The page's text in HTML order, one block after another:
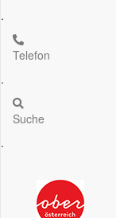
.
Telefon
.
Suche
.